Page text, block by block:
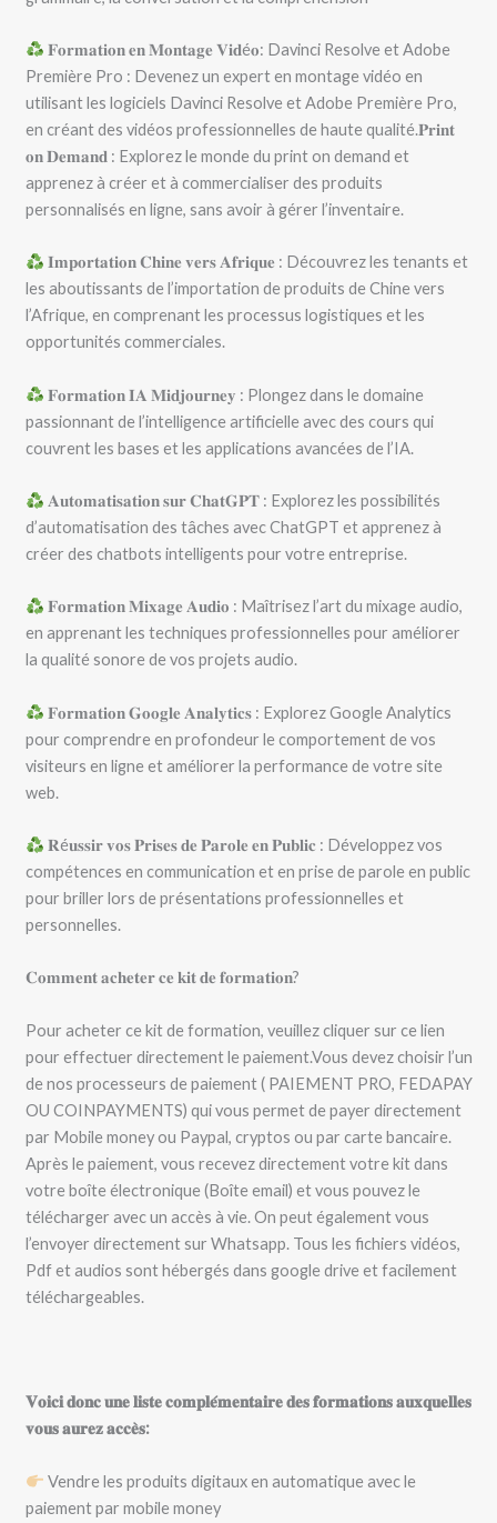
𝐅𝐨𝐫𝐦𝐚𝐭𝐢𝐨𝐧 𝐞𝐧 𝐌𝐨𝐧𝐭𝐚𝐠𝐞 𝐕𝐢𝐝é𝐨: Davinci Resolve et Adobe
Première Pro : Devenez un expert en montage vidéo en
utilisant les logiciels Davinci Resolve et Adobe Première Pro,
en créant des vidéos professionnelles de haute qualité.𝐏𝐫𝐢𝐧𝐭
𝐨𝐧 𝐃𝐞𝐦𝐚𝐧𝐝 : Explorez le monde du print on demand et
apprenez à créer et à commercialiser des produits
personnalisés en ligne, sans avoir à gérer l’inventaire.
𝐈𝐦𝐩𝐨𝐫𝐭𝐚𝐭𝐢𝐨𝐧 𝐂𝐡𝐢𝐧𝐞 𝐯𝐞𝐫𝐬 𝐀𝐟𝐫𝐢𝐪𝐮𝐞 : Découvrez les tenants et
les aboutissants de l’importation de produits de Chine vers
l’Afrique, en comprenant les processus logistiques et les
opportunités commerciales.
𝐅𝐨𝐫𝐦𝐚𝐭𝐢𝐨𝐧 𝐈𝐀 𝐌𝐢𝐝𝐣𝐨𝐮𝐫𝐧𝐞𝐲 : Plongez dans le domaine
passionnant de l’intelligence artificielle avec des cours qui
couvrent les bases et les applications avancées de l’IA.
𝐀𝐮𝐭𝐨𝐦𝐚𝐭𝐢𝐬𝐚𝐭𝐢𝐨𝐧 𝐬𝐮𝐫 𝐂𝐡𝐚𝐭𝐆𝐏𝐓 : Explorez les possibilités
d’automatisation des tâches avec ChatGPT et apprenez à
créer des chatbots intelligents pour votre entreprise.
𝐅𝐨𝐫𝐦𝐚𝐭𝐢𝐨𝐧 𝐌𝐢𝐱𝐚𝐠𝐞 𝐀𝐮𝐝𝐢𝐨 : Maîtrisez l’art du mixage audio,
en apprenant les techniques professionnelles pour améliorer
la qualité sonore de vos projets audio.
𝐅𝐨𝐫𝐦𝐚𝐭𝐢𝐨𝐧 𝐆𝐨𝐨𝐠𝐥𝐞 𝐀𝐧𝐚𝐥𝐲𝐭𝐢𝐜𝐬 : Explorez Google Analytics
pour comprendre en profondeur le comportement de vos
visiteurs en ligne et améliorer la performance de votre site
web.
𝐑é𝐮𝐬𝐬𝐢𝐫 𝐯𝐨𝐬 𝐏𝐫𝐢𝐬𝐞𝐬 𝐝𝐞 𝐏𝐚𝐫𝐨𝐥𝐞 𝐞𝐧 𝐏𝐮𝐛𝐥𝐢𝐜 : Développez vos
compétences en communication et en prise de parole en public
pour briller lors de présentations professionnelles et
personnelles.
𝐂𝐨𝐦𝐦𝐞𝐧𝐭 𝐚𝐜𝐡𝐞𝐭𝐞𝐫 𝐜𝐞 𝐤𝐢𝐭 𝐝𝐞 𝐟𝐨𝐫𝐦𝐚𝐭𝐢𝐨𝐧?
Pour acheter ce kit de formation, veuillez cliquer sur ce lien
pour effectuer directement le paiement.Vous devez choisir l’un
de nos processeurs de paiement ( PAIEMENT PRO, FEDAPAY
OU COINPAYMENTS) qui vous permet de payer directement
par Mobile money ou Paypal, cryptos ou par carte bancaire.
Après le paiement, vous recevez directement votre kit dans
votre boîte électronique (Boîte email) et vous pouvez le
télécharger avec un accès à vie. On peut également vous
l’envoyer directement sur Whatsapp. Tous les fichiers vidéos,
Pdf et audios sont hébergés dans google drive et facilement
téléchargeables.
𝐕𝐨𝐢𝐜𝐢 𝐝𝐨𝐧𝐜 𝐮𝐧𝐞 𝐥𝐢𝐬𝐭𝐞 𝐜𝐨𝐦𝐩𝐥𝐞́𝐦𝐞𝐧𝐭𝐚𝐢𝐫𝐞 𝐝𝐞𝐬 𝐟𝐨𝐫𝐦𝐚𝐭𝐢𝐨𝐧𝐬 𝐚𝐮𝐱𝐪𝐮𝐞𝐥𝐥𝐞𝐬
𝐯𝐨𝐮𝐬 𝐚𝐮𝐫𝐞𝐳 𝐚𝐜𝐜𝐞̀𝐬:
Vendre les produits digitaux en automatique avec le
paiement par mobile money